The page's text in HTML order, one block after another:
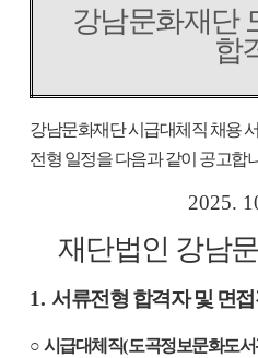
강남문화재단
합
강남문화재단 시급대체직 채용
전형 일정을 다음과 같이 공고합
2025.
재단법인 강남
1. 서류전형 합격자 및 면
○ 시급대체직(도곡정보문화도서